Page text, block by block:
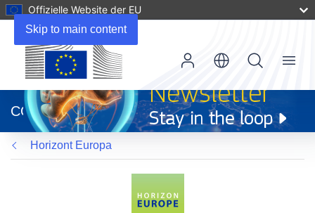
Skip to main content
Offizielle Website der EU
neuem
Fenster)
CORDIS
Menu
Horizont Europa